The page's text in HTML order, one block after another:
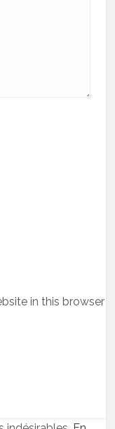
in this browser